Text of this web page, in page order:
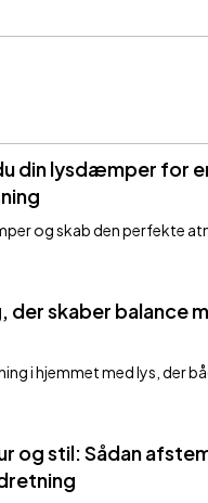
din lysdæmper for
og skab den perfekte
der skaber balance
i hjemmet med lys, der
og stil: Sådan